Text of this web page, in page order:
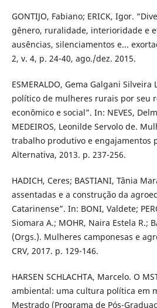
GONTIJO, Fabiano; ERICK, Igor.
gênero, ruralidade, interioridade e
ausências, silenciamentos e...
2, v. 4, p. 24-40, ago./dez. 2015.
ESMERALDO, Gema Galgani
político de mulheres rurais por seu
econômico e social”. In: NEVES,
MEDEIROS, Leonilde Servolo de.
trabalho produtivo e engajamentos
Alternativa, 2013. p. 237-256.
HADICH, Ceres; BASTIANI, Tânia
assentadas e a construção da
Catarinense”. In: BONI, Valdete;
Siomara A.; MOHR, Naira Estela R.;
(Orgs.). Mulheres camponesas e
CRV, 2017. p. 129-146.
HARSEN SCHLACHTA, Marcelo. O
ambiental: uma cultura política em
Mestrado (Programa de Pós-